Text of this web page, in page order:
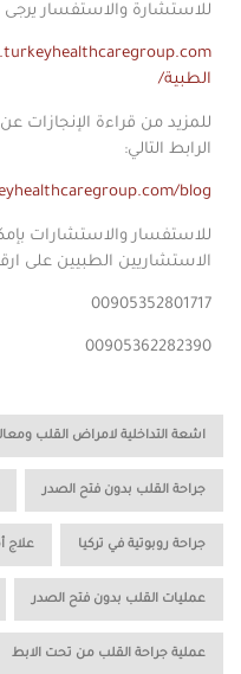
للاستشارة والاستفسار يرجى
الطبية/
للمزيد من قراءة
الرابط التالي:
blog/
للاستفسار والاستشارات
الاستشاريين الطبيين على
00905352801717
00905362282390
اشعة التداخلية لامراض القلب
جراحة القلب بدون فتح الصدر
جراحة روبوتية في تركيا علاج
عمليات القلب بدون فتح الصدر
عملية جراحة القلب من تحت الابط